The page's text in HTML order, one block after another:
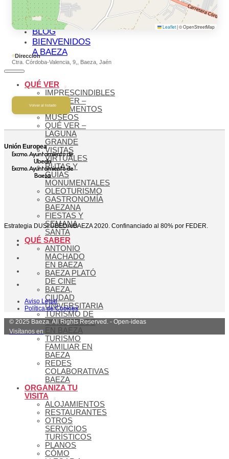
AGENDA
CULTURAL
BLOG
BIENVENIDOS
A BAEZA
QUÉ VER
IMPRESCINDIBLES
QUÉ VER –
MONUMENTOS
MUSEOS
QUÉ VER –
LAGUNA
GRANDE
VISITAS
VIRTUALES
RUTAS Y
GUÍAS
MONUMENTALES
OLEOTURISMO
GASTRONOMÍA
BAEZANA
FIESTAS Y
SEMANA
SANTA
QUÉ SABER
ANTONIO
MACHADO
EN BAEZA
BAEZA PLATÓ
DE CINE
BAEZA,
CIUDAD
UNIVERSITARIA
TURISMO DE
CONGRESOS
EN BAEZA
TURISMO
FAMILIAR EN
BAEZA
REDES
COLABORATIVAS
BAEZA
ORGANIZA TU
VISITA
ALOJAMIENTOS
RESTAURANTES
OTROS
SERVICIOS
TURÍSTICOS
PLANOS
CÓMO
Leaflet|© OpenStreetMap
Dirección
Ctra. Córdoba-Valencia, 9,, Baeza, Jaén
Volver al listado
Unión Europea
Excmo. Ayuntamiento de
Ubeda
Excmo. Ayuntamiento de
Baeza
Estrategia DUSI ÚBEDA/BAEZA 2020. Confinanciado al 80% por FEDER.
Aviso Legal
Política de Cookies
© 2025 Baeza. All Rights Reserved. - Open-ideas
Visítanos en